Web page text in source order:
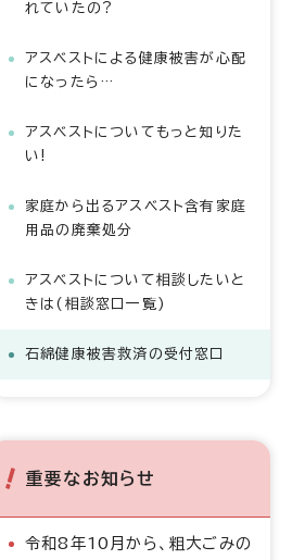
れていたの?
アスベストによる健康被害が心配
になったら…
アスベストについてもっと知りた
い!
家庭から出るアスベスト含有家庭
用品の廃棄処分
アスベストについて相談したいと
きは(相談窓口一覧)
石綿健康被害救済の受付窓口
重要なお知らせ
令和8年10月から、粗大ごみの